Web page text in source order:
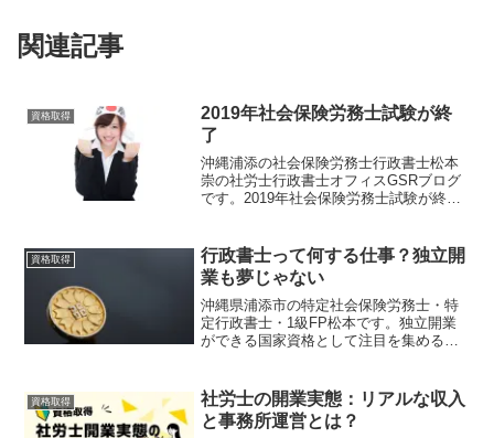
関連記事
資格取得
2019年社会保険労務士試験が終
了
沖縄浦添の社会保険労務士行政書士松本
崇の社労士行政書士オフィスGSRブログ
です。2019年社会保険労務士試験が終了
資格取得
行政書士って何する仕事？独立開
業も夢じゃない
沖縄県浦添市の特定社会保険労務士・特
定行政書士・1級FP松本です。独立開業
ができる国家資格として注目を集める
政書士試験の日。行政書士の資格に興味
のある方は必見です。
資格取得
社労士の開業実態：リアルな収入
と事務所運営とは？